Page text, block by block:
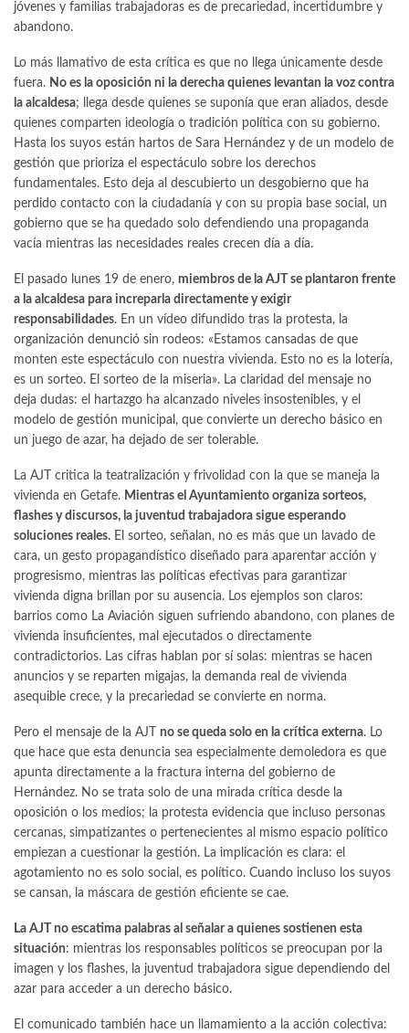
jóvenes y familias trabajadoras es de precariedad, incertidumbre y
abandono.
Lo más llamativo de esta crítica es que no llega únicamente desde
fuera. No es la oposición ni la derecha quienes levantan la voz contra
la alcaldesa; llega desde quienes se suponía que eran aliados, desde
quienes comparten ideología o tradición política con su gobierno.
Hasta los suyos están hartos de Sara Hernández y de un modelo de
gestión que prioriza el espectáculo sobre los derechos
fundamentales. Esto deja al descubierto un desgobierno que ha
perdido contacto con la ciudadanía y con su propia base social, un
gobierno que se ha quedado solo defendiendo una propaganda
vacía mientras las necesidades reales crecen día a día.
El pasado lunes 19 de enero, miembros de la AJT se plantaron frente
a la alcaldesa para increparla directamente y exigir
responsabilidades. En un vídeo difundido tras la protesta, la
organización denunció sin rodeos: «Estamos cansadas de que
monten este espectáculo con nuestra vivienda. Esto no es la lotería,
es un sorteo. El sorteo de la miseria». La claridad del mensaje no
deja dudas: el hartazgo ha alcanzado niveles insostenibles, y el
modelo de gestión municipal, que convierte un derecho básico en
un juego de azar, ha dejado de ser tolerable.
La AJT critica la teatralización y frivolidad con la que se maneja la
vivienda en Getafe. Mientras el Ayuntamiento organiza sorteos,
flashes y discursos, la juventud trabajadora sigue esperando
soluciones reales. El sorteo, señalan, no es más que un lavado de
cara, un gesto propagandístico diseñado para aparentar acción y
progresismo, mientras las políticas efectivas para garantizar
vivienda digna brillan por su ausencia. Los ejemplos son claros:
barrios como La Aviación siguen sufriendo abandono, con planes de
vivienda insuficientes, mal ejecutados o directamente
contradictorios. Las cifras hablan por sí solas: mientras se hacen
anuncios y se reparten migajas, la demanda real de vivienda
asequible crece, y la precariedad se convierte en norma.
Pero el mensaje de la AJT no se queda solo en la crítica externa. Lo
que hace que esta denuncia sea especialmente demoledora es que
apunta directamente a la fractura interna del gobierno de
Hernández. No se trata solo de una mirada crítica desde la
oposición o los medios; la protesta evidencia que incluso personas
cercanas, simpatizantes o pertenecientes al mismo espacio político
empiezan a cuestionar la gestión. La implicación es clara: el
agotamiento no es solo social, es político. Cuando incluso los suyos
se cansan, la máscara de gestión eficiente se cae.
La AJT no escatima palabras al señalar a quienes sostienen esta
situación: mientras los responsables políticos se preocupan por la
imagen y los flashes, la juventud trabajadora sigue dependiendo del
azar para acceder a un derecho básico.
El comunicado también hace un llamamiento a la acción colectiva: